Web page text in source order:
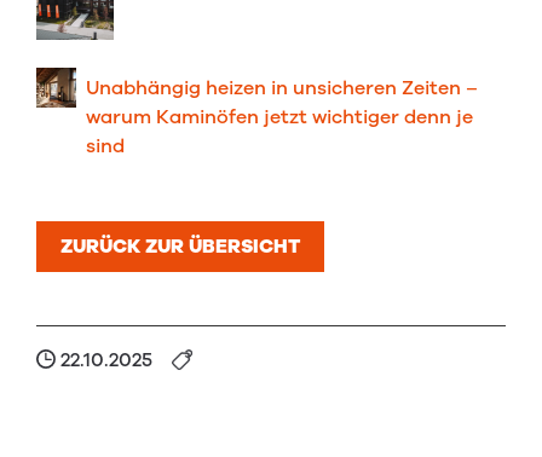
Unabhängig heizen in unsicheren Zeiten –
warum Kaminöfen jetzt wichtiger denn je
sind
ZURÜCK ZUR ÜBERSICHT
22.10.2025